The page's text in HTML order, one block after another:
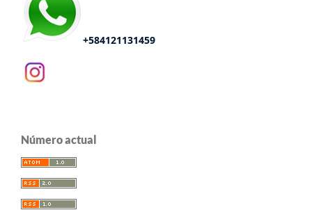
+584121131459
Número actual